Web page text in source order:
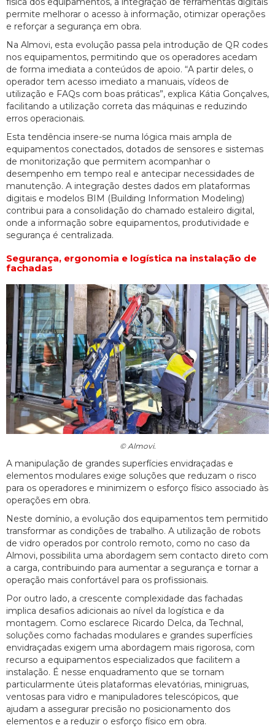
permite melhorar o acesso à informação, otimizar operações
e reforçar a segurança em obra.
Na Almovi, esta evolução passa pela introdução de QR codes
nos equipamentos, permitindo que os operadores acedam
de forma imediata a conteúdos de apoio. “A partir deles, o
operador tem acesso imediato a manuais, vídeos de
utilização e FAQs com boas práticas”, explica Kátia Gonçalves,
facilitando a utilização correta das máquinas e reduzindo
erros operacionais.
Esta tendência insere-se numa lógica mais ampla de
equipamentos conectados, dotados de sensores e sistemas
de monitorização que permitem acompanhar o
desempenho em tempo real e antecipar necessidades de
manutenção. A integração destes dados em plataformas
digitais e modelos BIM (Building Information Modeling)
contribui para a consolidação do chamado estaleiro digital,
onde a informação sobre equipamentos, produtividade e
segurança é centralizada.
Segurança, ergonomia e logística na instalação de
fachadas
© Almovi.
A manipulação de grandes superfícies envidraçadas e
elementos modulares exige soluções que reduzam o risco
para os operadores e minimizem o esforço físico associado às
operações em obra.
Neste domínio, a evolução dos equipamentos tem permitido
transformar as condições de trabalho. A utilização de robots
de vidro operados por controlo remoto, como no caso da
Almovi, possibilita uma abordagem sem contacto direto com
a carga, contribuindo para aumentar a segurança e tornar a
operação mais confortável para os profissionais.
Por outro lado, a crescente complexidade das fachadas
implica desafios adicionais ao nível da logística e da
montagem. Como esclarece Ricardo Delca, da Technal,
soluções como fachadas modulares e grandes superfícies
envidraçadas exigem uma abordagem mais rigorosa, com
recurso a equipamentos especializados que facilitem a
instalação. É nesse enquadramento que se tornam
particularmente úteis plataformas elevatórias, minigruas,
ventosas para vidro e manipuladores telescópicos, que
ajudam a assegurar precisão no posicionamento dos
elementos e a reduzir o esforço físico em obra.